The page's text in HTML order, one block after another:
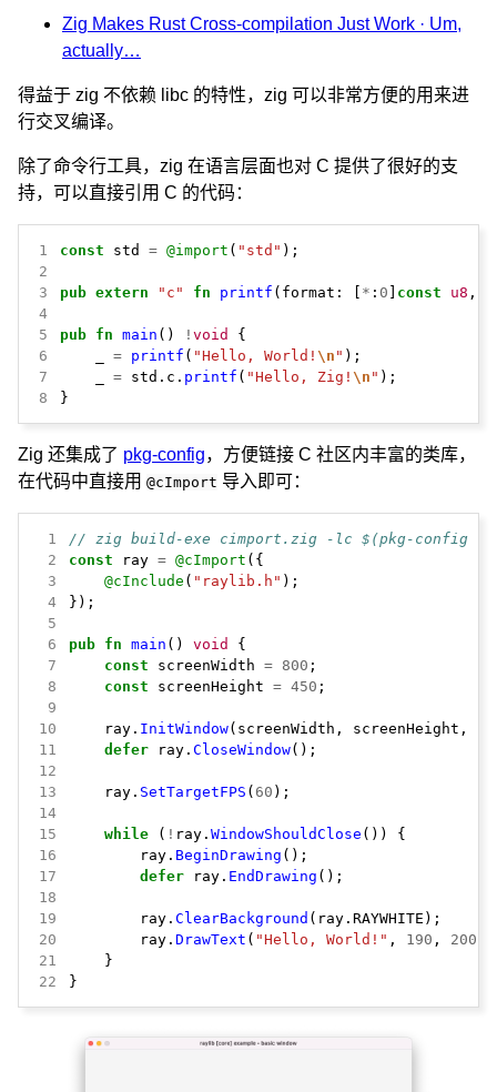
Zig Makes Rust Cross-compilation Just Work · Um,
actually…
得益于 zig 不依赖 libc 的特性，zig 可以非常方便的用来进
行交叉编译。
除了命令行工具，zig 在语言层面也对 C 提供了很好的支
持，可以直接引用 C 的代码：
1 const std = @import ( "std" );
2
3
pub extern "c" fn printf (format: [ * : 0 ] const u8 ,
4
5
pub fn main () ! void
{
6
= printf ( "Hello, World! \n " );
7
= std.c. printf ( "Hello, Zig! \n " );
8
}
Zig 还集成了 pkg-config，方便链接 C 社区内丰富的类库，
在代码中直接用 @cImport 导入即可：
1
// zig build-exe cimport.zig -lc $(pkg-config
2
const ray = @cImport ({
3
@cInclude ( "raylib.h" );
4
});
5
6
pub fn main () void
{
7
const screenWidth = 800 ;
8
const screenHeight = 450 ;
9
10
ray. InitWindow(screenWidth, screenHeight,
11
defer ray. CloseWindow();
12
13
ray. SetTargetFPS ( 60 );
14
15
while ( ! ray. WindowShouldClose ())
{
16
ray. BeginDrawing ();
17
defer ray. EndDrawing ();
18
19
ray. ClearBackground (ray.RAYWHITE);
20
ray. DrawText ( "Hello, World!" , 190 , 200
21
}
22
}